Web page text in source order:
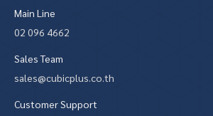
Main Line
02 096 4662
Sales Team
sales@cubicplus.co.th
Customer Support